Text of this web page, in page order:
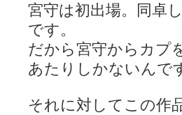
宮守は初出場。同卓
です。
だから宮守からカプ
あたりしかないんで
それに対してこの作